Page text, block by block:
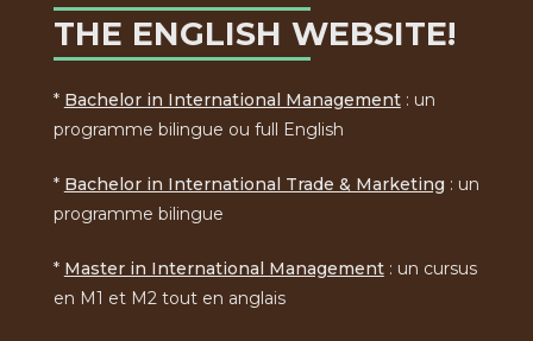
THE ENGLISH WEBSITE!
* Bachelor in International Management: un
programme bilingue ou full English
* Bachelor in International Trade & Marketing : un
programme bilingue
* Master in International Management: un cursus
en M1 et M2 tout en anglais